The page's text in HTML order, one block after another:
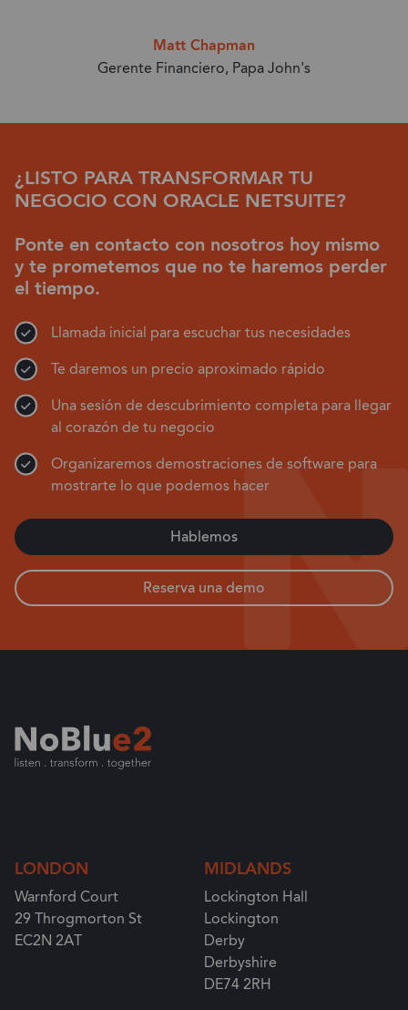
Matt Chapman
Gerente Financiero, Papa John's
¿LISTO PARA TRANSFORMAR TU
NEGOCIO CON ORACLE NETSUITE?
Ponte en contacto con nosotros hoy mismo
y te prometemos que no te haremos perder
el tiempo.
Llamada inicial para escuchar tus necesidades
Te daremos un precio aproximado rápido
Una sesión de descubrimiento completa para llegar
al corazón de tu negocio
Organizaremos demostraciones de software para
mostrarte lo que podemos hacer
Hablemos
Reserva una demo
LONDON
Warnford Court
29 Throgmorton St
EC2N 2AT
MIDLANDS
Lockington Hall
Lockington
Derby
Derbyshire
DE74 2RH